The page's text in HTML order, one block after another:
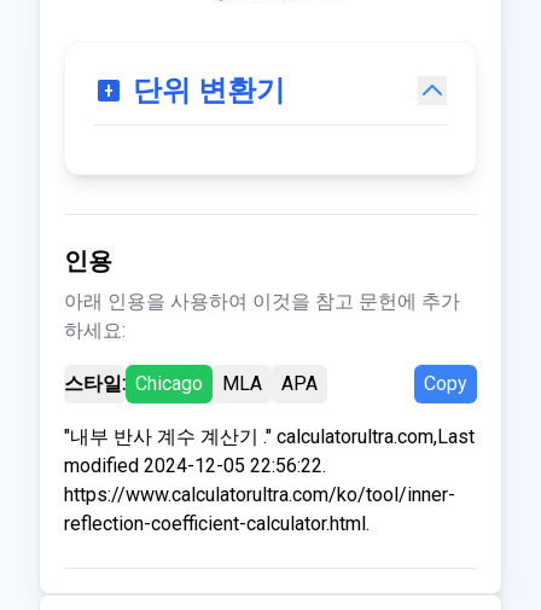
단위 변환기
인용
아래 인용을 사용하여 이것을 참고 문헌에 추가
하세요:
스타일: Chicago MLA APA Copy
"내부 반사 계수 계산기 ." calculatorultra.com,Last
modified 2024-12-05 22:56:22.
https://www.calculatorultra.com/ko/tool/inner-
reflection-coefficient-calculator.html.